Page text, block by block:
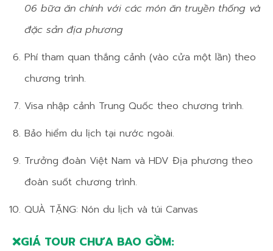
06 bữa ăn chính với các món ăn truyền thống và
đặc sản địa phương
Phí tham quan thắng cảnh (vào cửa một lần) theo
chương trình.
Visa nhập cảnh Trung Quốc theo chương trình.
Bảo hiểm du lịch tại nước ngoài.
Trưởng đoàn Việt Nam và HDV Địa phương theo
đoàn suốt chương trình.
QUÀ TẶNG: Nón du lịch và túi Canvas
❌GIÁ TOUR CHƯA BAO GỒM: